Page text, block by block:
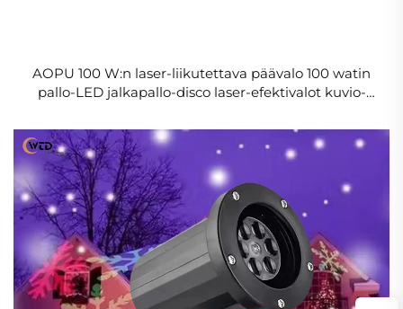
AOPU 100 W:n laser-liikutettava päävalo 100 watin
pallo-LED jalkapallo-disco laser-efektivalot kuvio-